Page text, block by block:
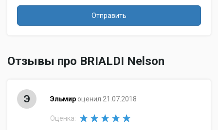
Отправить
Отзывы про BRIALDI Nelson
Э Эльмир оценил 21.07.2018
Оценка: